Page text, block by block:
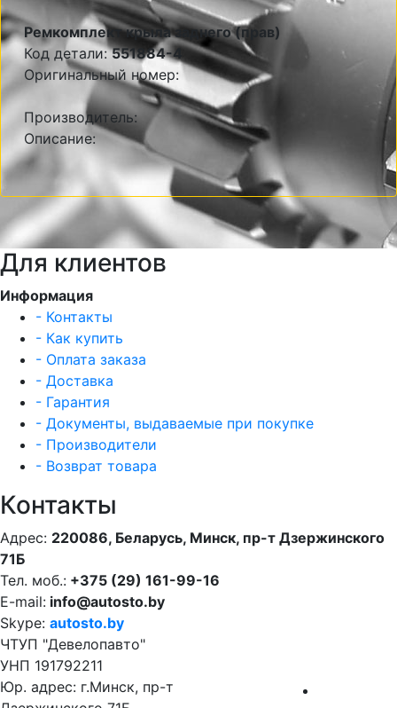
Ремкомплект крыла заднего (прав)
Код детали:551884-4
Оригинальный номер:
Производитель:
Описание:
Для клиентов
Информация
- Контакты
- Как купить
- Оплата заказа
- Доставка
- Гарантия
- Документы, выдаваемые при покупке
- Производители
- Возврат товара
Контакты
Адрес: 220086, Беларусь, Минск, пр-т Дзержинского
71Б
Тел. моб.: +375 (29) 161-99-16
E-mail: info@autosto.by
Skype: autosto.by
ЧТУП "Девелопавто"
УНП 191792211
Юр. адрес: г.Минск, пр-т